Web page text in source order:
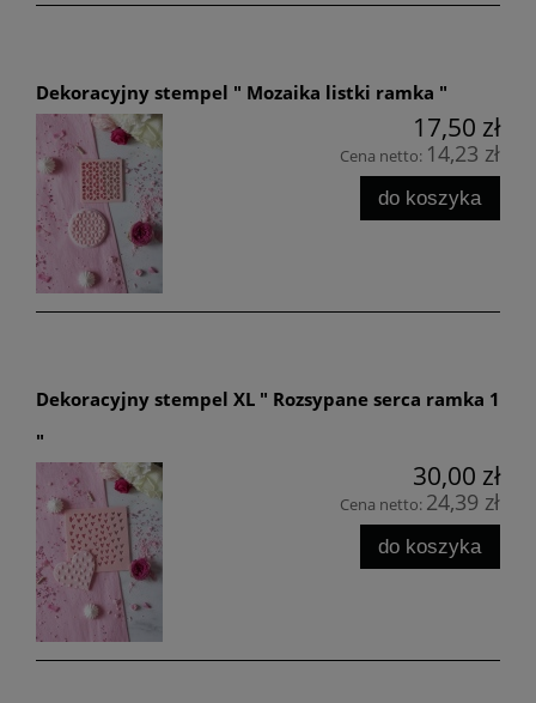
Dekoracyjny stempel " Mozaika listki ramka "
17,50 zł
Cena netto: 14,23 zł
do koszyka
Dekoracyjny stempel XL " Rozsypane serca ramka 1
"
30,00 zł
Cena netto: 24,39 zł
do koszyka